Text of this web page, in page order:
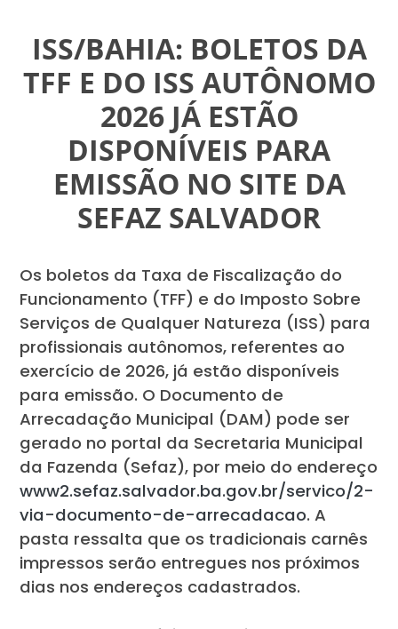
ISS/BAHIA: BOLETOS DA
TFF E DO ISS AUTÔNOMO
2026 JÁ ESTÃO
DISPONÍVEIS PARA
EMISSÃO NO SITE DA
SEFAZ SALVADOR
Os boletos da Taxa de Fiscalização do
Funcionamento (TFF) e do Imposto Sobre
Serviços de Qualquer Natureza (ISS) para
profissionais autônomos, referentes ao
exercício de 2026, já estão disponíveis
para emissão. O Documento de
Arrecadação Municipal (DAM) pode ser
gerado no portal da Secretaria Municipal
da Fazenda (Sefaz), por meio do endereço
www2.sefaz.salvador.ba.gov.br/servico/2-
via-documento-de-arrecadacao. A
pasta ressalta que os tradicionais carnês
impressos serão entregues nos próximos
dias nos endereços cadastrados.